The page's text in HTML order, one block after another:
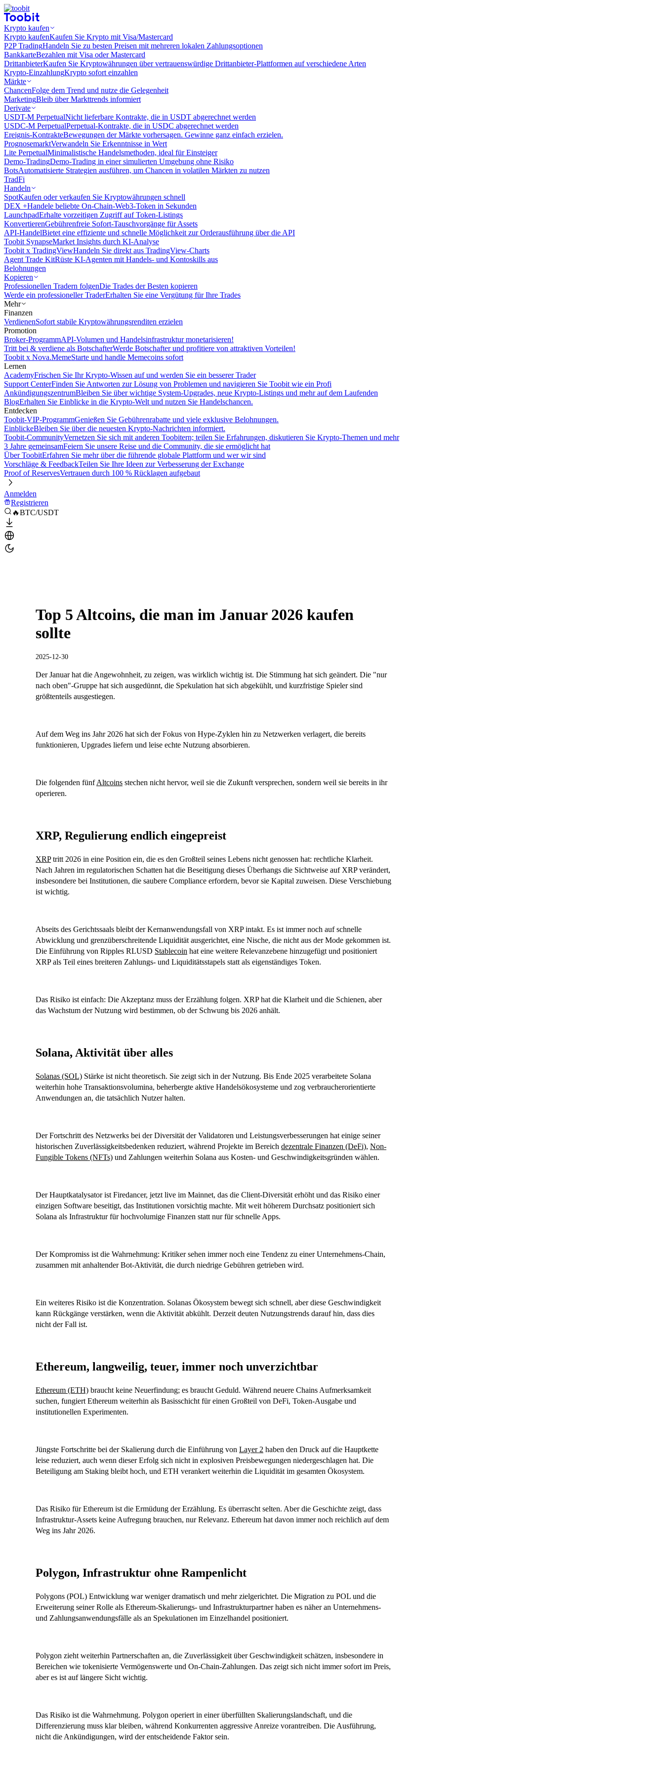
Krypto kaufen
Krypto kaufenKaufen Sie Krypto mit Visa/Mastercard
P2P TradingHandeln Sie zu besten Preisen mit mehreren lokalen Zahlungsoptionen
BankkarteBezahlen mit Visa oder Mastercard
DrittanbieterKaufen Sie Kryptowährungen über vertrauenswürdige Drittanbieter-Plattformen auf verschiedene Arten
Krypto-EinzahlungKrypto sofort einzahlen
Märkte
ChancenFolge dem Trend und nutze die Gelegenheit
MarketingBleib über Markttrends informiert
Derivate
USDT-M PerpetualNicht lieferbare Kontrakte, die in USDT abgerechnet werden
USDC-M PerpetualPerpetual-Kontrakte, die in USDC abgerechnet werden
Ereignis-KontrakteBewegungen der Märkte vorhersagen. Gewinne ganz einfach erzielen.
PrognosemarktVerwandeln Sie Erkenntnisse in Wert
Lite PerpetualMinimalistische Handelsmethoden, ideal für Einsteiger
Demo-TradingDemo-Trading in einer simulierten Umgebung ohne Risiko
BotsAutomatisierte Strategien ausführen, um Chancen in volatilen Märkten zu nutzen
TradFi
Handeln
SpotKaufen oder verkaufen Sie Kryptowährungen schnell
DEX +Handele beliebte On-Chain-Web3-Token in Sekunden
LaunchpadErhalte vorzeitigen Zugriff auf Token-Listings
KonvertierenGebührenfreie Sofort-Tauschvorgänge für Assets
API-HandelBietet eine effiziente und schnelle Möglichkeit zur Orderausführung über die API
Toobit SynapseMarket Insights durch KI-Analyse
Toobit x TradingViewHandeln Sie direkt aus TradingView-Charts
Agent Trade KitRüste KI-Agenten mit Handels- und Kontoskills aus
Belohnungen
Kopieren
Professionellen Tradern folgenDie Trades der Besten kopieren
Werde ein professioneller TraderErhalten Sie eine Vergütung für Ihre Trades
Mehr
Finanzen
VerdienenSofort stabile Kryptowährungsrenditen erzielen
Promotion
Broker-ProgrammAPI-Volumen und Handelsinfrastruktur monetarisieren!
Tritt bei & verdiene als BotschafterWerde Botschafter und profitiere von attraktiven Vorteilen!
Toobit x Nova.MemeStarte und handle Memecoins sofort
Lernen
AcademyFrischen Sie Ihr Krypto-Wissen auf und werden Sie ein besserer Trader
Support CenterFinden Sie Antworten zur Lösung von Problemen und navigieren Sie Toobit wie ein Profi
AnkündigungszentrumBleiben Sie über wichtige System-Upgrades, neue Krypto-Listings und mehr auf dem Laufenden
BlogErhalten Sie Einblicke in die Krypto-Welt und nutzen Sie Handelschancen.
Entdecken
Toobit-VIP-ProgrammGenießen Sie Gebührenrabatte und viele exklusive Belohnungen.
EinblickeBleiben Sie über die neuesten Krypto-Nachrichten informiert.
Toobit-CommunityVernetzen Sie sich mit anderen Toobitern; teilen Sie Erfahrungen, diskutieren Sie Krypto-Themen und mehr
3 Jahre gemeinsamFeiern Sie unsere Reise und die Community, die sie ermöglicht hat
Über ToobitErfahren Sie mehr über die führende globale Plattform und wer wir sind
Vorschläge & FeedbackTeilen Sie Ihre Ideen zur Verbesserung der Exchange
Proof of ReservesVertrauen durch 100 % Rücklagen aufgebaut
Anmelden
Registrieren
🔥BTC/USDT
Top 5 Altcoins, die man im Januar 2026 kaufen
sollte
2025-12-30
Der Januar hat die Angewohnheit, zu zeigen, was wirklich wichtig ist. Die Stimmung hat sich geändert. Die "nur
nach oben"-Gruppe hat sich ausgedünnt, die Spekulation hat sich abgekühlt, und kurzfristige Spieler sind
größtenteils ausgestiegen.
Auf dem Weg ins Jahr 2026 hat sich der Fokus von Hype-Zyklen hin zu Netzwerken verlagert, die bereits
funktionieren, Upgrades liefern und leise echte Nutzung absorbieren.
Die folgenden fünfAltcoins stechen nicht hervor, weil sie die Zukunft versprechen, sondern weil sie bereits in ihr
operieren.
XRP, Regulierung endlich eingepreist
XRPtritt 2026 in eine Position ein, die es den Großteil seines Lebens nicht genossen hat: rechtliche Klarheit.
Nach Jahren im regulatorischen Schatten hat die Beseitigung dieses Überhangs die Sichtweise auf XRP verändert,
insbesondere bei Institutionen, die saubere Compliance erfordern, bevor sie Kapital zuweisen. Diese Verschiebung
ist wichtig.
Abseits des Gerichtssaals bleibt der Kernanwendungsfall von XRP intakt. Es ist immer noch auf schnelle
Abwicklung und grenzüberschreitende Liquidität ausgerichtet, eine Nische, die nicht aus der Mode gekommen ist.
Die Einführung von Ripples RLUSD Stablecoin hat eine weitere Relevanzebene hinzugefügt und positioniert
XRP als Teil eines breiteren Zahlungs- und Liquiditätsstapels statt als eigenständiges Token.
Das Risiko ist einfach: Die Akzeptanz muss der Erzählung folgen. XRP hat die Klarheit und die Schienen, aber
das Wachstum der Nutzung wird bestimmen, ob der Schwung bis 2026 anhält.
Solana, Aktivität über alles
Solanas (SOL) Stärke ist nicht theoretisch. Sie zeigt sich in der Nutzung. Bis Ende 2025 verarbeitete Solana
weiterhin hohe Transaktionsvolumina, beherbergte aktive Handelsökosysteme und zog verbraucherorientierte
Anwendungen an, die tatsächlich Nutzer halten.
Der Fortschritt des Netzwerks bei der Diversität der Validatoren und Leistungsverbesserungen hat einige seiner
historischen Zuverlässigkeitsbedenken reduziert, während Projekte im Bereich dezentrale Finanzen (DeFi), Non-
Fungible Tokens (NFTs) und Zahlungen weiterhin Solana aus Kosten- und Geschwindigkeitsgründen wählen.
Der Hauptkatalysator ist Firedancer, jetzt live im Mainnet, das die Client-Diversität erhöht und das Risiko einer
einzigen Software beseitigt, das Institutionen vorsichtig machte. Mit weit höherem Durchsatz positioniert sich
Solana als Infrastruktur für hochvolumige Finanzen statt nur für schnelle Apps.
Der Kompromiss ist die Wahrnehmung: Kritiker sehen immer noch eine Tendenz zu einer Unternehmens-Chain,
zusammen mit anhaltender Bot-Aktivität, die durch niedrige Gebühren getrieben wird.
Ein weiteres Risiko ist die Konzentration. Solanas Ökosystem bewegt sich schnell, aber diese Geschwindigkeit
kann Rückgänge verstärken, wenn die Aktivität abkühlt. Derzeit deuten Nutzungstrends darauf hin, dass dies
nicht der Fall ist.
Ethereum, langweilig, teuer, immer noch unverzichtbar
Ethereum (ETH) braucht keine Neuerfindung; es braucht Geduld. Während neuere Chains Aufmerksamkeit
suchen, fungiert Ethereum weiterhin als Basisschicht für einen Großteil von DeFi, Token-Ausgabe und
institutionellen Experimenten.
Jüngste Fortschritte bei der Skalierung durch die Einführung von Layer 2 haben den Druck auf die Hauptkette
leise reduziert, auch wenn dieser Erfolg sich nicht in explosiven Preisbewegungen niedergeschlagen hat. Die
Beteiligung am Staking bleibt hoch, und ETH verankert weiterhin die Liquidität im gesamten Ökosystem.
Das Risiko für Ethereum ist die Ermüdung der Erzählung. Es überrascht selten. Aber die Geschichte zeigt, dass
Infrastruktur-Assets keine Aufregung brauchen, nur Relevanz. Ethereum hat davon immer noch reichlich auf dem
Weg ins Jahr 2026.
Polygon, Infrastruktur ohne Rampenlicht
Polygons (POL) Entwicklung war weniger dramatisch und mehr zielgerichtet. Die Migration zu POL und die
Erweiterung seiner Rolle als Ethereum-Skalierungs- und Infrastrukturpartner haben es näher an Unternehmens-
und Zahlungsanwendungsfälle als an Spekulationen im Einzelhandel positioniert.
Polygon zieht weiterhin Partnerschaften an, die Zuverlässigkeit über Geschwindigkeit schätzen, insbesondere in
Bereichen wie tokenisierte Vermögenswerte und On-Chain-Zahlungen. Das zeigt sich nicht immer sofort im Preis,
aber es ist auf längere Sicht wichtig.
Das Risiko ist die Wahrnehmung. Polygon operiert in einer überfüllten Skalierungslandschaft, und die
Differenzierung muss klar bleiben, während Konkurrenten aggressive Anreize vorantreiben. Die Ausführung,
nicht die Ankündigungen, wird der entscheidende Faktor sein.